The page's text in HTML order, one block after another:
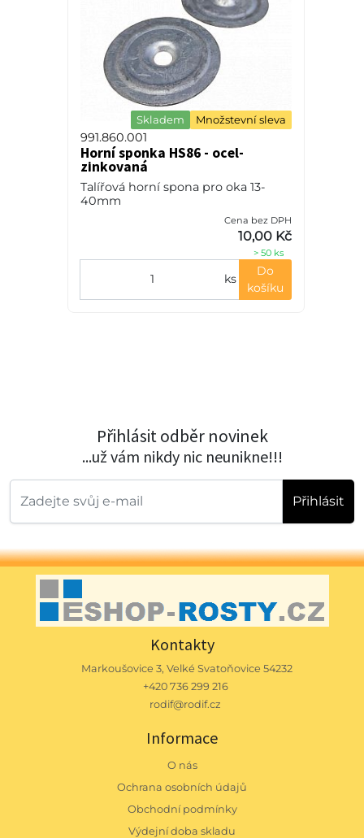
Skladem Množstevní sleva
991.860.001
Horní sponka HS86 - ocel-
zinkovaná
Talířová horní spona pro oka 13-
40mm
Cena bez DPH
10,00 Kč
> 50 ks
ks
Do
košíku
Přihlásit odběr novinek
...už vám nikdy nic neunikne!!!
Přihlásit
Kontakty
Markoušovice 3, Velké Svatoňovice 54232
+420 736 299 216
rodif@rodif.cz
Informace
O nás
Ochrana osobních údajů
Obchodní podmínky
Výdejní doba skladu